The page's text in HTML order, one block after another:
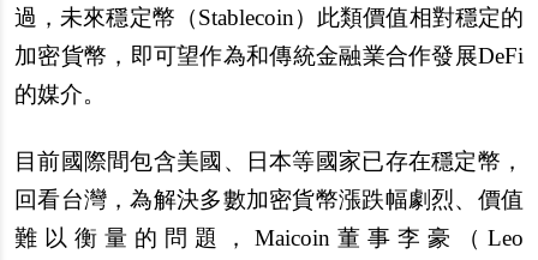
過，未來穩定幣（Stablecoin）此類價值相對穩定的
加密貨幣，即可望作為和傳統金融業合作發展DeFi
的媒介。
目前國際間包含美國、日本等國家已存在穩定幣，
回看台灣，為解決多數加密貨幣漲跌幅劇烈、價值
難以衡量的問題，Maicoin董事李豪（Leo